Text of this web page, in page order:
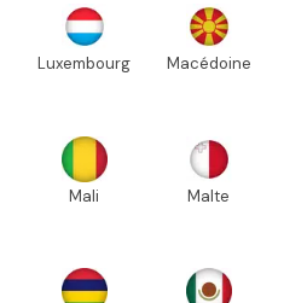
Luxembourg Macédoine
Mali Malte